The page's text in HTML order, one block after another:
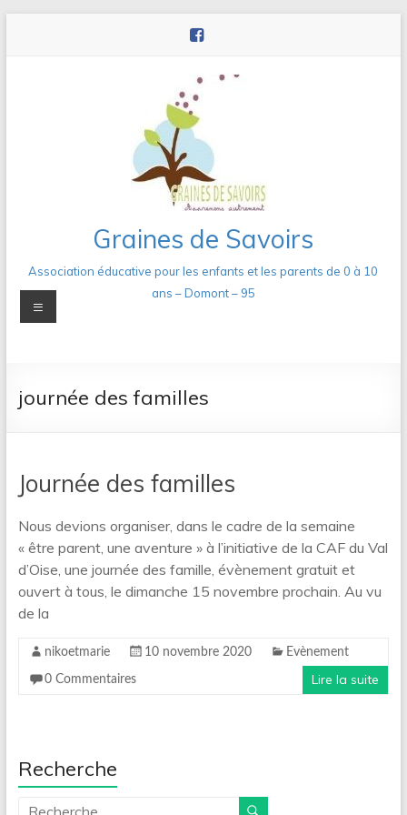
Graines de Savoirs
Association éducative pour les enfants et les parents de 0 à 10
ans – Domont – 95
Menu
journée des familles
Journée des familles
Nous devions organiser, dans le cadre de la semaine
« être parent, une aventure » à l’initiative de la CAF du Val
d’Oise, une journée des famille, évènement gratuit et
ouvert à tous, le dimanche 15 novembre prochain. Au vu
de la
nikoetmarie 10 novembre 2020 Evènement
0 Commentaires Lire la suite
Recherche